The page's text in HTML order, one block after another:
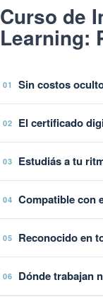
Curso de
Learning:
01 Sin costos
02 El certificado
03 Estudiás a tu
04 Compatible con
05 Reconocido en
06 Dónde trabajan